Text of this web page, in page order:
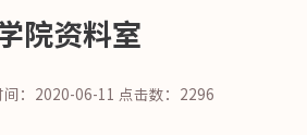
院资料室
间：2020-06-11 点击数： 2296